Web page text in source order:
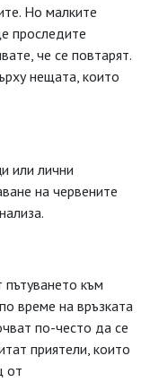
Но малките
проследите
че се повтарят.
нещата, които
или лични
на червените
пътуването към
време на връзката
по-често да се
приятели, които
от